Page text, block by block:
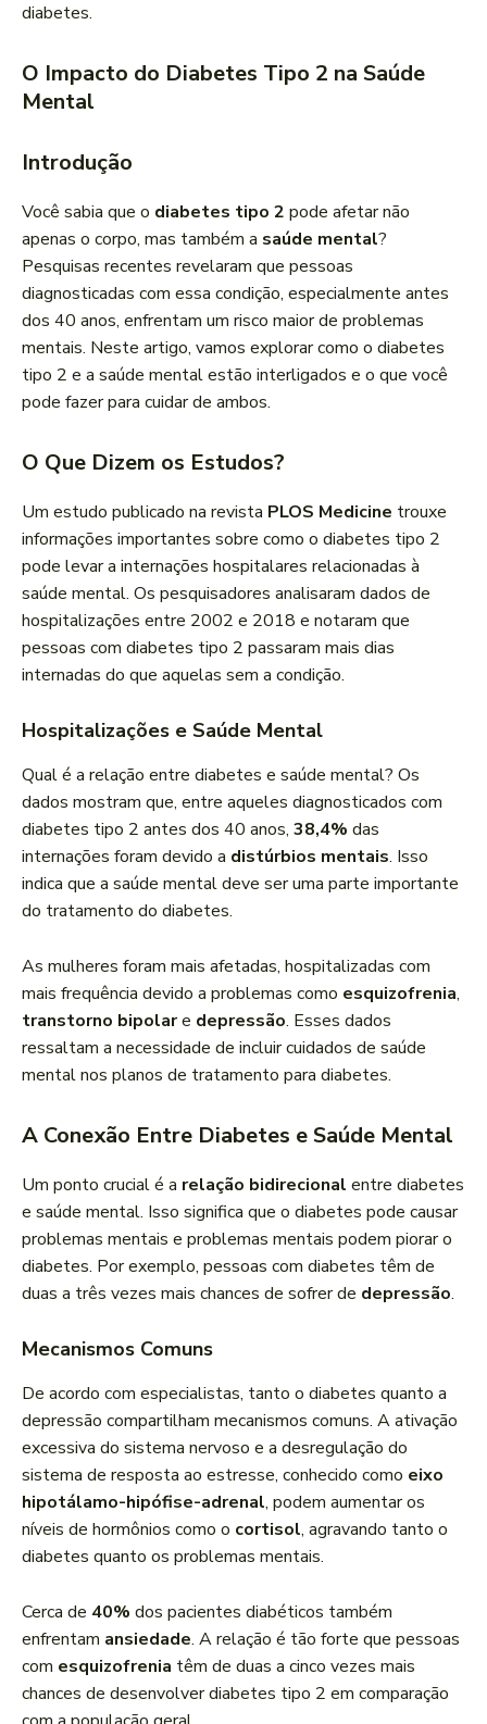
diabetes.
O Impacto do Diabetes Tipo 2 na Saúde
Mental
Introdução
Você sabia que o diabetes tipo 2 pode afetar não
apenas o corpo, mas também a saúde mental?
Pesquisas recentes revelaram que pessoas
diagnosticadas com essa condição, especialmente antes
dos 40 anos, enfrentam um risco maior de problemas
mentais. Neste artigo, vamos explorar como o diabetes
tipo 2 e a saúde mental estão interligados e o que você
pode fazer para cuidar de ambos.
O Que Dizem os Estudos?
Um estudo publicado na revista PLOS Medicine trouxe
informações importantes sobre como o diabetes tipo 2
pode levar a internações hospitalares relacionadas à
saúde mental. Os pesquisadores analisaram dados de
hospitalizações entre 2002 e 2018 e notaram que
pessoas com diabetes tipo 2 passaram mais dias
internadas do que aquelas sem a condição.
Hospitalizações e Saúde Mental
Qual é a relação entre diabetes e saúde mental? Os
dados mostram que, entre aqueles diagnosticados com
diabetes tipo 2 antes dos 40 anos, 38,4% das
internações foram devido a distúrbios mentais. Isso
indica que a saúde mental deve ser uma parte importante
do tratamento do diabetes.
As mulheres foram mais afetadas, hospitalizadas com
mais frequência devido a problemas como esquizofrenia,
transtorno bipolare depressão. Esses dados
ressaltam a necessidade de incluir cuidados de saúde
mental nos planos de tratamento para diabetes.
A Conexão Entre Diabetes e Saúde Mental
Um ponto crucial é a relação bidirecional entre diabetes
e saúde mental. Isso significa que o diabetes pode causar
problemas mentais e problemas mentais podem piorar o
diabetes. Por exemplo, pessoas com diabetes têm de
duas a três vezes mais chances de sofrer de depressão.
Mecanismos Comuns
De acordo com especialistas, tanto o diabetes quanto a
depressão compartilham mecanismos comuns. A ativação
excessiva do sistema nervoso e a desregulação do
sistema de resposta ao estresse, conhecido como eixo
hipotálamo-hipófise-adrenal, podem aumentar os
níveis de hormônios como o cortisol, agravando tanto o
diabetes quanto os problemas mentais.
Cerca de 40% dos pacientes diabéticos também
enfrentam ansiedade. A relação é tão forte que pessoas
com esquizofrenia têm de duas a cinco vezes mais
chances de desenvolver diabetes tipo 2 em comparação